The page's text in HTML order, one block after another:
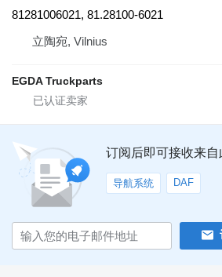
81281006021, 81.28100-6021
立陶宛, Vilnius
EGDA Truckparts
订阅后即可接收来
导航系统 DAF